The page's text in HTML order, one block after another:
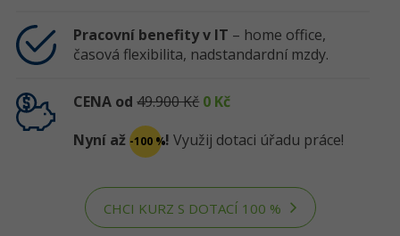
Pracovní benefity v IT – home office,
časová flexibilita, nadstandardní mzdy.
CENA od 49.900 Kč 0 Kč
Nyní až-100 %! Využij dotaci úřadu práce!
CHCI KURZ S DOTACÍ 100 %